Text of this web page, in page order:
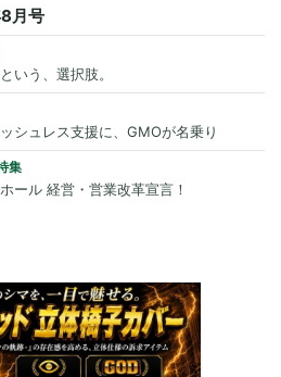
月号
いう、選択肢。
シュレス支援に、GMOが名乗り
集
ール 経営・営業改革宣言！